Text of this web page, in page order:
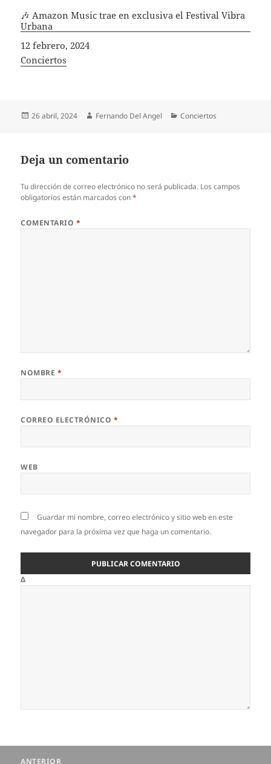
🎶 Amazon Music trae en exclusiva el Festival Vibra
Urbana
Fecha
12 febrero, 2024
In relation to
Conciertos
Publicado
26 abril, 2024 Autor
Fernando Del Angel Categorías
Conciertos
Deja un comentario
Tu dirección de correo electrónico no será publicada. Los campos
obligatorios están marcados con*
COMENTARIO *
NOMBRE *
CORREO ELECTRÓNICO *
WEB
Guardar mi nombre, correo electrónico y sitio web en este
navegador para la próxima vez que haga un comentario.
Δ
ANTERIOR